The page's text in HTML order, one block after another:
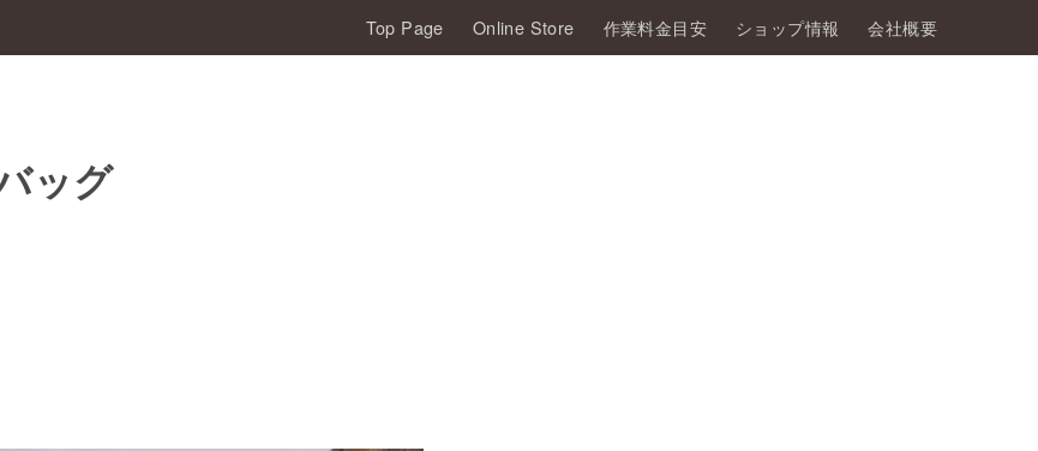
Top Page Online Store 作業料金目安 ショップ情報 会社概要
ッグ